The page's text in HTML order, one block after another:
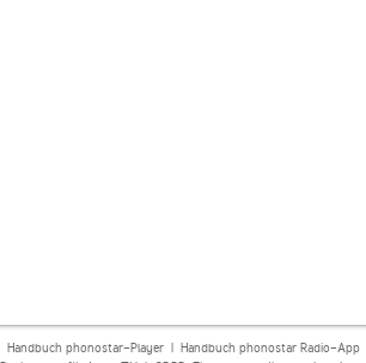
Handbuch phonostar-Player| Handbuch phonostar Radio-App